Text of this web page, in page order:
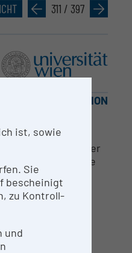
» 311 / 397 »
FOR COLLABORATION
ermöglicht eine
ist, sowie
Sie
bescheinigt
zu Kontroll-
und